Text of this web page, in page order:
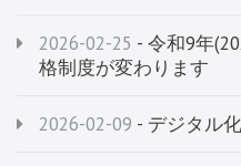
2026-02-09 - デジタル
2026-02-25 - 令和9年
格制度が変わります